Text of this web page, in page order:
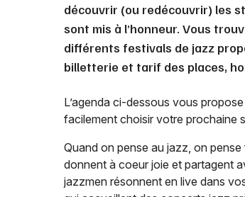
découvrir (ou redécouvrir) les
sont mis à l’honneur. Vous
différents festivals de jazz
billetterie et tarif des places,
L’agenda ci-dessous vous
facilement choisir votre prochaine
Quand on pense au jazz, on
donnent à coeur joie et partagent
jazzmen résonnent en live dans